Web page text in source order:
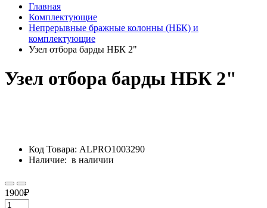
Главная
Комплектующие
Непрерывные бражные колонны (НБК) и
комплектующие
Узел отбора барды НБК 2"
Узел отбора барды НБК 2"
Код Товара: ALPRO1003290
Наличие: в наличии
1900₽